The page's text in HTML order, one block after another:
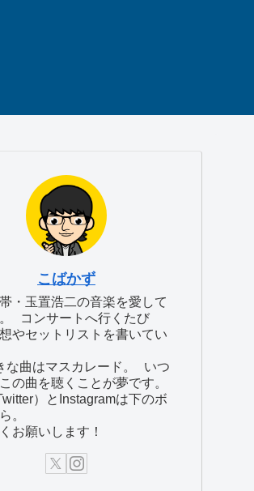
こばかず
・玉置浩二の音楽を愛して
コンサートへ行くたび
やセットリストを書いてい
な曲はマスカレード。 いつ
の曲を聴くことが夢です。
）とInstagramは下のボ
。
お願いします！